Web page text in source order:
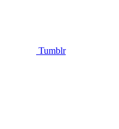
Tumblr